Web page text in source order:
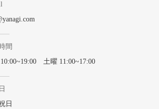
間
土曜 11:00~17:00
日